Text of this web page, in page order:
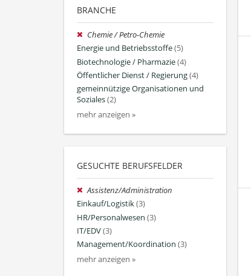
BRANCHE
Chemie / Petro-Chemie
Energie und Betriebsstoffe(5)
Biotechnologie / Pharmazie(4)
Öffentlicher Dienst / Regierung(4)
gemeinnützige Organisationen und
Soziales(2)
mehr anzeigen »
GESUCHTE BERUFSFELDER
Assistenz/Administration
Einkauf/Logistik(3)
HR/Personalwesen (3)
IT/EDV(3)
Management/Koordination (3)
mehr anzeigen »